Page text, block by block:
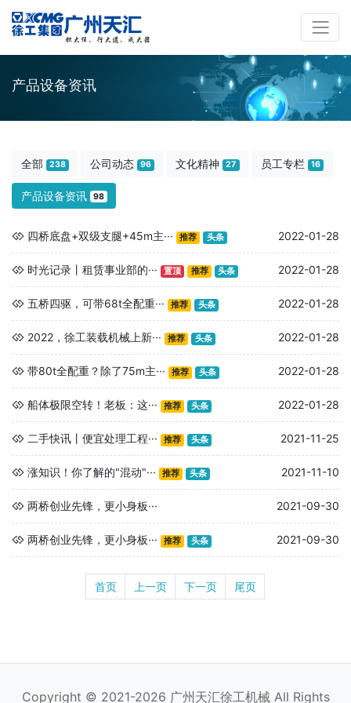
产品设备资讯
全部 238 公司动态 96 文化精神 27 员工专栏 16
产品设备资讯 98
四桥底盘+双级支腿+45m主··· 推荐 头条 2022-01-28
时光记录丨租赁事业部的··· 置顶 推荐 头条 2022-01-28
五桥四驱，可带68t全配重··· 推荐 头条 2022-01-28
2022，徐工装载机械上新··· 推荐 头条 2022-01-28
带80t全配重？除了75m主··· 推荐 头条 2022-01-28
船体极限空转！老板：这··· 推荐 头条 2022-01-28
二手快讯丨便宜处理工程··· 推荐 头条 2021-11-25
涨知识！你了解的"混动"··· 推荐 头条 2021-11-10
两桥创业先锋，更小身板··· 2021-09-30
两桥创业先锋，更小身板··· 推荐 头条 2021-09-30
首页 上一页 下一页 尾页
Copyright © 2021-2026 广州天汇徐工机械 All Rights